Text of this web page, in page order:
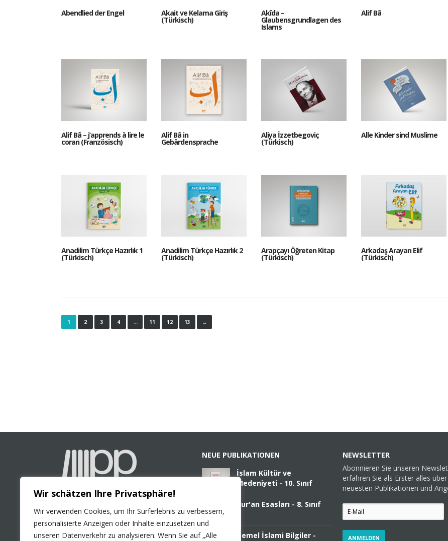
Wir schätzen Ihre Privatsphäre!
Wir verwenden Cookies, um Ihr Surferlebnis zu verbessern,
personalisierte Anzeigen oder Inhalte einzusetzen und
unseren Datenverkehr zu analysieren. Wenn Sie auf „Alle
Abendlied der Engel Akait ve Kelama Giriş
(Türkisch)
Akîda –
Glaubensgrundlagen des
Islams
Alif Bâ
Alif Bâ – j’apprends à lire le
coran (Französisch)
Alif Bâ in
Gebärdensprache
Aliya İzzetbegoviç
(Türkisch)
Alle Kinder sind Muslime
Anadilim Türkçe Hazırlık 1
(Türkisch)
Anadilim Türkçe Hazırlık 2
(Türkisch)
Arapçayı Öğreten Kitap
(Türkisch)
Arkadaş Arayan Elif
(Türkisch)
1 2 3 4 … 11 12 13 →
PLURAL Publications GmbH
Colonia-Allee 3
D-51067 Köln
NEUE PUBLIKATIONEN
İslam Kültür ve
Medeniyeti - 10. Sınıf
Kur'an Esasları - 8. Sınıf
Temel İslami Bilgiler -
NEWSLETTER
Abonnieren Sie unseren
erfahren Sie als Erster alles
neuesten Publikationen und